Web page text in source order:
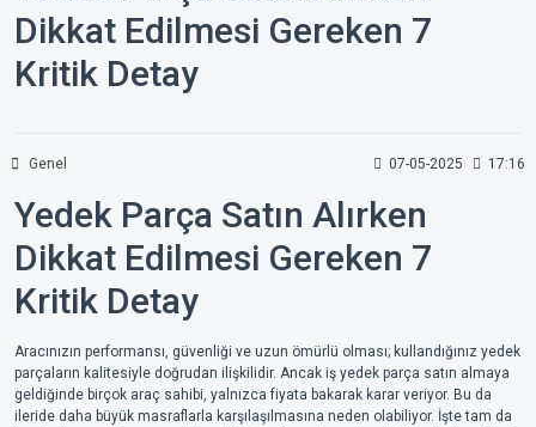
Dikkat Edilmesi Gereken 7
Kritik Detay
Genel 07-05-2025 17:16
Yedek Parça Satın Alırken
Dikkat Edilmesi Gereken 7
Kritik Detay
Aracınızın performansı, güvenliği ve uzun ömürlü olması; kullandığınız yedek
parçaların kalitesiyle doğrudan ilişkilidir. Ancak iş yedek parça satın almaya
geldiğinde birçok araç sahibi, yalnızca fiyata bakarak karar veriyor. Bu da
ileride daha büyük masraflarla karşılaşılmasına neden olabiliyor. İşte tam da